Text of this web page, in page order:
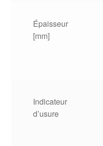
Épaisseur
[mm]
Indicateur
d’usure